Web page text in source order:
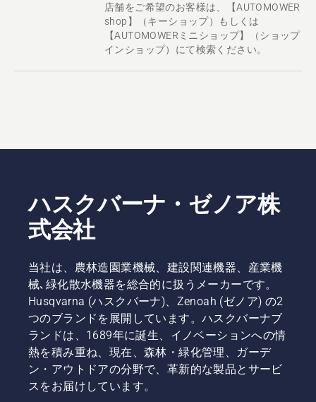
店舗をご希望のお客様は、【AUTOMOWER
shop】（キーショップ）もしくは
【AUTOMOWERミニショップ】（ショップ
インショップ）にて検索ください。
ハスクバーナ・ゼノア株
式会社
当社は、農林造園業機械、建設関連機器、産業機
械､緑化散水機器を総合的に扱うメーカーです。
Husqvarna (ハスクバーナ)、Zenoah (ゼノア) の2
つのブランドを展開しています。ハスクバーナブ
ランドは、1689年に誕生、イノベーションへの情
熱を積み重ね、現在、森林・緑化管理、ガーデ
ン・アウトドアの分野で、革新的な製品とサービ
スをお届けしています。